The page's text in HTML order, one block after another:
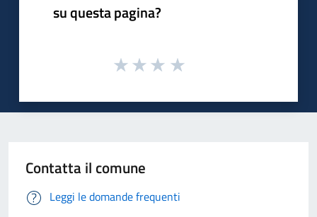
su questa pagina?
Contatta il comune
Leggi le domande frequenti